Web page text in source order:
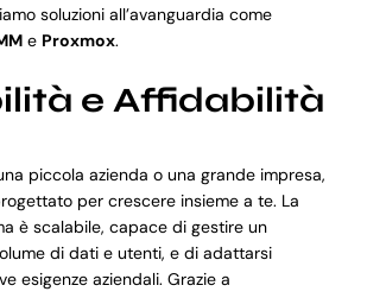
soluzioni all’avanguardia come
e Proxmox.
e Affidabilità
piccola azienda o una grande impresa,
per crescere insieme a te. La
è scalabile, capace di gestire un
di dati e utenti, e di adattarsi
esigenze aziendali. Grazie a